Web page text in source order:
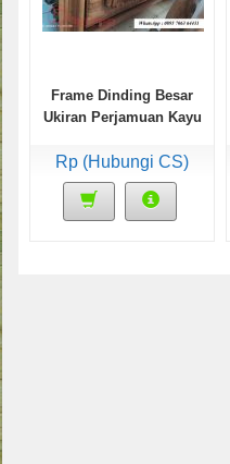
Frame Dinding Besar
Ukiran Perjamuan Kayu
Rp (Hubungi CS)